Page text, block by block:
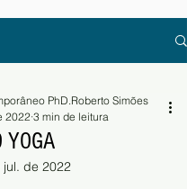
YOGA
PhD.Roberto Simões
2022 3 min de leitura
de 2022
NaN de 5 estrelas.